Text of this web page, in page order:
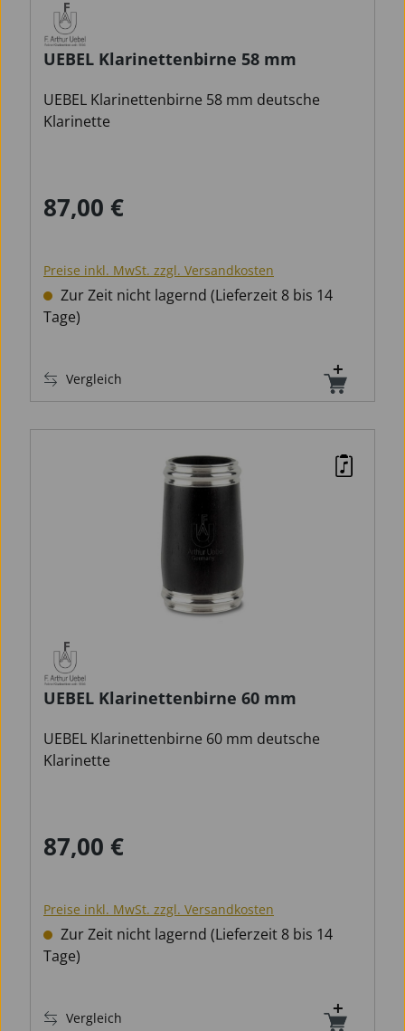
UEBEL Klarinettenbirne 58 mm
UEBEL Klarinettenbirne 58 mm deutsche
Klarinette
Regulärer Preis:
87,00 €
Preise inkl. MwSt. zzgl. Versandkosten
Zur Zeit nicht lagernd (Lieferzeit 8 bis 14
Tage)
Vergleich
UEBEL Klarinettenbirne 60 mm
UEBEL Klarinettenbirne 60 mm deutsche
Klarinette
Regulärer Preis:
87,00 €
Preise inkl. MwSt. zzgl. Versandkosten
Zur Zeit nicht lagernd (Lieferzeit 8 bis 14
Tage)
Vergleich